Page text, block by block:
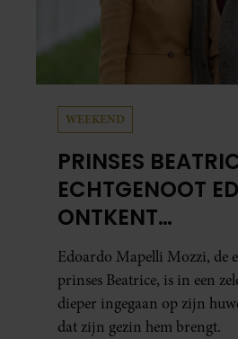
WEEKEND
PRINSES
ECHTGENOOT
ONTKENT
Edoardo Mapelli Mozzi, de
prinses Beatrice, is in een
dieper ingegaan op zijn
dat zijn gezin hem brengt.